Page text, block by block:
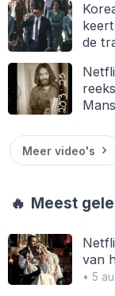
de
Meer video's
🔥 Meest
van
• 5